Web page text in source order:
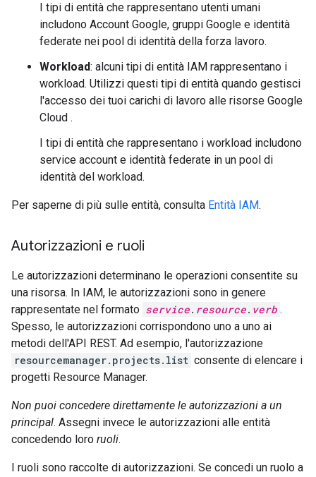
I tipi di entità che rappresentano utenti umani
includono Account Google, gruppi Google e identità
federate nei pool di identità della forza lavoro.
Workload: alcuni tipi di entità IAM rappresentano i
workload. Utilizzi questi tipi di entità quando gestisci
l'accesso dei tuoi carichi di lavoro alle risorse Google
Cloud .
I tipi di entità che rappresentano i workload includono
service account e identità federate in un pool di
identità del workload.
Per saperne di più sulle entità, consulta Entità IAM.
Autorizzazioni e ruoli
Le autorizzazioni determinano le operazioni consentite su
una risorsa. In IAM, le autorizzazioni sono in genere
rappresentate nel formato service. resource. verb .
Spesso, le autorizzazioni corrispondono uno a uno ai
metodi dell'API REST. Ad esempio, l'autorizzazione
resourcemanager.projects.list consente di elencare i
progetti Resource Manager.
Non puoi concedere direttamente le autorizzazioni a un
principal. Assegni invece le autorizzazioni alle entità
concedendo loro ruoli.
I ruoli sono raccolte di autorizzazioni. Se concedi un ruolo a